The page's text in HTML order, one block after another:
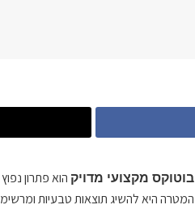
בוטוקס מקצועי מדויק הוא פתרון
המטרה היא להשיג תוצאות טבעיות